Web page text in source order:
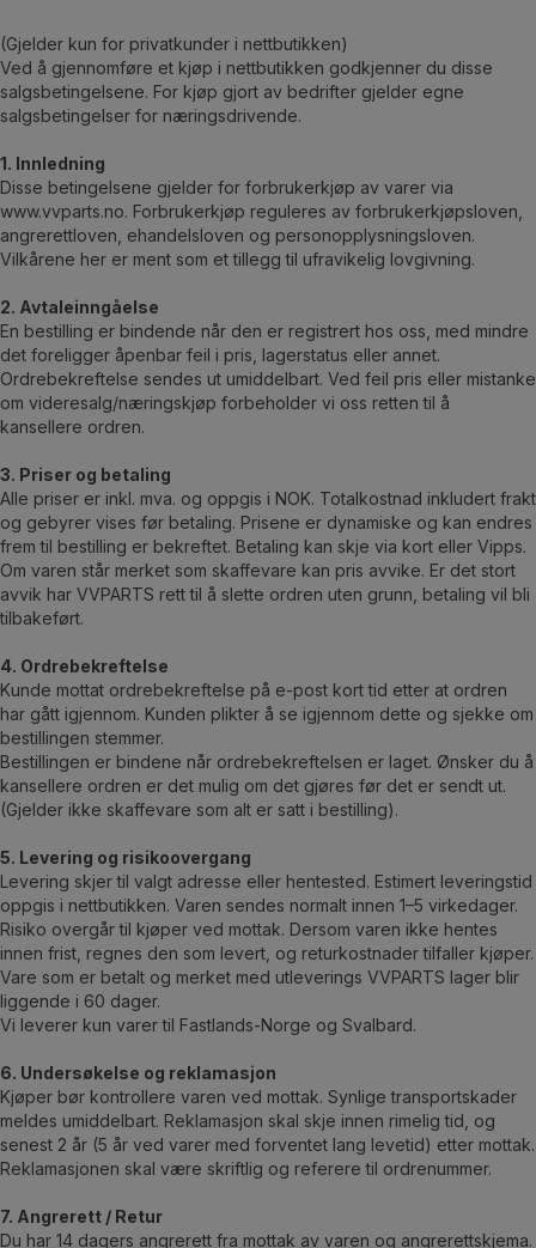
(Gjelder kun for privatkunder i nettbutikken)
Ved å gjennomføre et kjøp i nettbutikken godkjenner du disse
salgsbetingelsene. For kjøp gjort av bedrifter gjelder egne
salgsbetingelser for næringsdrivende.
1. Innledning
Disse betingelsene gjelder for forbrukerkjøp av varer via
www.vvparts.no. Forbrukerkjøp reguleres av forbrukerkjøpsloven,
angrerettloven, ehandelsloven og personopplysningsloven.
Vilkårene her er ment som et tillegg til ufravikelig lovgivning.
2. Avtaleinngåelse
En bestilling er bindende når den er registrert hos oss, med mindre
det foreligger åpenbar feil i pris, lagerstatus eller annet.
Ordrebekreftelse sendes ut umiddelbart. Ved feil pris eller mistanke
om videresalg/næringskjøp forbeholder vi oss retten til å
kansellere ordren.
3. Priser og betaling
Alle priser er inkl. mva. og oppgis i NOK. Totalkostnad inkludert frakt
og gebyrer vises før betaling. Prisene er dynamiske og kan endres
frem til bestilling er bekreftet. Betaling kan skje via kort eller Vipps.
Om varen står merket som skaffevare kan pris avvike. Er det stort
avvik har VVPARTS rett til å slette ordren uten grunn, betaling vil bli
tilbakeført.
4. Ordrebekreftelse
Kunde mottat ordrebekreftelse på e-post kort tid etter at ordren
har gått igjennom. Kunden plikter å se igjennom dette og sjekke om
bestillingen stemmer.
Bestillingen er bindene når ordrebekreftelsen er laget. Ønsker du å
kansellere ordren er det mulig om det gjøres før det er sendt ut.
(Gjelder ikke skaffevare som alt er satt i bestilling).
5. Levering og risikoovergang
Levering skjer til valgt adresse eller hentested. Estimert leveringstid
oppgis i nettbutikken. Varen sendes normalt innen 1–5 virkedager.
Risiko overgår til kjøper ved mottak. Dersom varen ikke hentes
innen frist, regnes den som levert, og returkostnader tilfaller kjøper.
Vare som er betalt og merket med utleverings VVPARTS lager blir
liggende i 60 dager.
Vi leverer kun varer til Fastlands-Norge og Svalbard.
6. Undersøkelse og reklamasjon
Kjøper bør kontrollere varen ved mottak. Synlige transportskader
meldes umiddelbart. Reklamasjon skal skje innen rimelig tid, og
senest 2 år (5 år ved varer med forventet lang levetid) etter mottak.
Reklamasjonen skal være skriftlig og referere til ordrenummer.
7. Angrerett / Retur
Du har 14 dagers angrerett fra mottak av varen og angrerettskjema.